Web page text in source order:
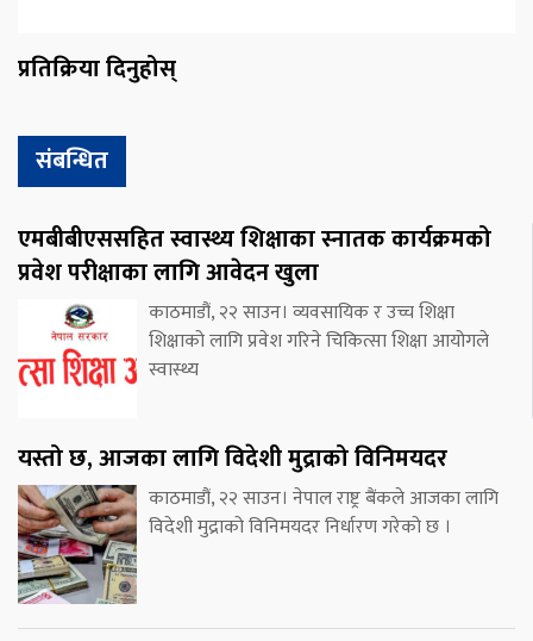
प्रतिक्रिया दिनुहोस्
संबन्धित
एमबीबीएससहित स्वास्थ्य शिक्षाका स्नातक कार्यक्रमको
प्रवेश परीक्षाका लागि आवेदन खुला
काठमाडौं, २२ साउन। व्यवसायिक र उच्च शिक्षा
शिक्षाको लागि प्रवेश गरिने चिकित्सा शिक्षा आयोगले
स्वास्थ्य
यस्तो छ, आजका लागि विदेशी मुद्राको विनिमयदर
काठमाडौं, २२ साउन। नेपाल राष्ट्र बैंकले आजका लागि
विदेशी मुद्राको विनिमयदर निर्धारण गरेको छ ।